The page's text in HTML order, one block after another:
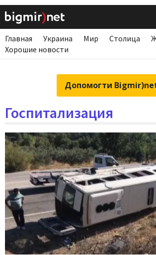
Главная Украина Мир Столица
Хорошие новости
Допомогти
Госпитализация